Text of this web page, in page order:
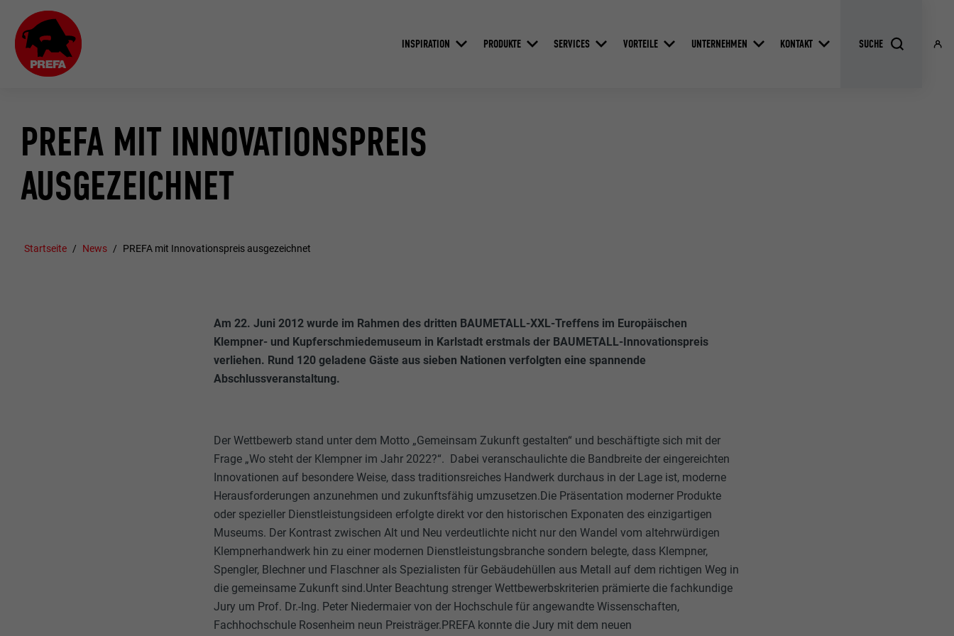
INSPIRATION PRODUKTE SERVICES VORTEILE UNTERNEHMEN KONTAKT
PREFA MIT INNOVATIONSPREIS
AUSGEZEICHNET
Startseite News PREFA mit Innovationspreis ausgezeichnet
Am 22. Juni 2012 wurde im Rahmen des dritten BAUMETALL-XXL-Treffens im Europäischen
Klempner- und Kupferschmiedemuseum in Karlstadt erstmals der BAUMETALL-Innovationspreis
verliehen. Rund 120 geladene Gäste aus sieben Nationen verfolgten eine spannende
Abschlussveranstaltung.
Der Wettbewerb stand unter dem Motto „Gemeinsam Zukunft gestalten“ und beschäftigte sich mit der
Frage „Wo steht der Klempner im Jahr 2022?“. Dabei veranschaulichte die Bandbreite der eingereichten
Innovationen auf besondere Weise, dass traditionsreiches Handwerk durchaus in der Lage ist, moderne
Herausforderungen anzunehmen und zukunftsfähig umzusetzen.Die Präsentation moderner Produkte
oder spezieller Dienstleistungsideen erfolgte direkt vor den historischen Exponaten des einzigartigen
Museums. Der Kontrast zwischen Alt und Neu verdeutlichte nicht nur den Wandel vom altehrwürdigen
Klempnerhandwerk hin zu einer modernen Dienstleistungsbranche sondern belegte, dass Klempner,
Spengler, Blechner und Flaschner als Spezialisten für Gebäudehüllen aus Metall auf dem richtigen Weg in
die gemeinsame Zukunft sind.Unter Beachtung strenger Wettbewerbskriterien prämierte die fachkundige
Jury um Prof. Dr.-Ing. Peter Niedermaier von der Hochschule für angewandte Wissenschaften,
Fachhochschule Rosenheim neun Preisträger.PREFA konnte die Jury mit dem neuen